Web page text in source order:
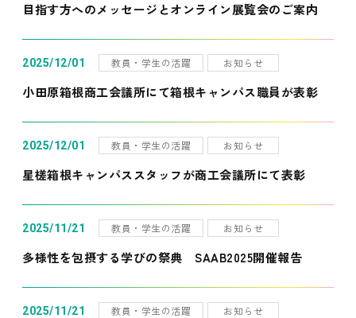
目指す方へのメッセージとオンライン展覧会のご案内
2025/12/01 教員・学生の活躍 お知らせ
小田原箱根商工会議所にて箱根キャンパス職員が表彰
2025/12/01 教員・学生の活躍 お知らせ
星槎箱根キャンパススタッフが商工会議所にて表彰
2025/11/21 教員・学生の活躍 お知らせ
多様性を包摂する学びの祭典 SAAB2025開催報告
2025/11/21 教員・学生の活躍 お知らせ